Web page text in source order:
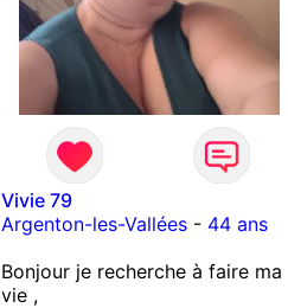
Vivie 79
Argenton-les-Vallées- 44 ans
Bonjour je recherche à faire ma
vie ,